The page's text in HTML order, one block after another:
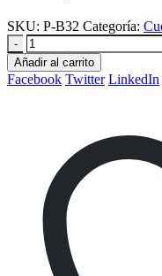
SKU: P-B32 Categoría:
-
Añadir al carrito
Facebook Twitter LinkedIn